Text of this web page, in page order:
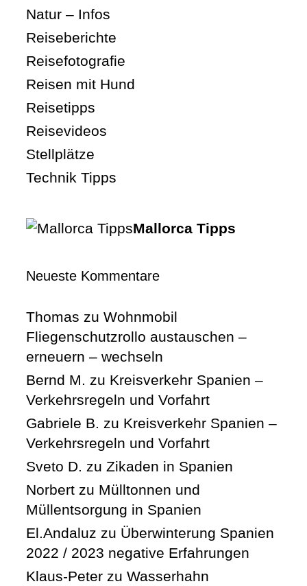
Natur – Infos
Reiseberichte
Reisefotografie
Reisen mit Hund
Reisetipps
Reisevideos
Stellplätze
Technik Tipps
Mallorca Tipps
Neueste Kommentare
Thomas zu Wohnmobil
Fliegenschutzrollo austauschen –
erneuern – wechseln
Bernd M. zu Kreisverkehr Spanien –
Verkehrsregeln und Vorfahrt
Gabriele B. zu Kreisverkehr Spanien –
Verkehrsregeln und Vorfahrt
Sveto D. zu Zikaden in Spanien
Norbert zu Mülltonnen und
Müllentsorgung in Spanien
El.Andaluz zu Überwinterung Spanien
2022 / 2023 negative Erfahrungen
Klaus-Peter zu Wasserhahn